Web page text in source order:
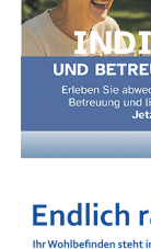
re und
– mit
wie
Der Vor­ver­kauf